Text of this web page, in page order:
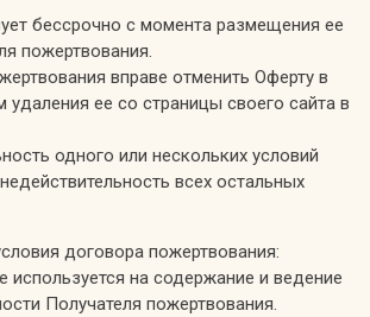
бессрочно с момента размещения ее
пожертвования.
вправе отменить Оферту в
удаления ее со страницы своего сайта в
одного или нескольких условий
всех остальных
договора пожертвования:
используется на содержание и ведение
Получателя пожертвования.